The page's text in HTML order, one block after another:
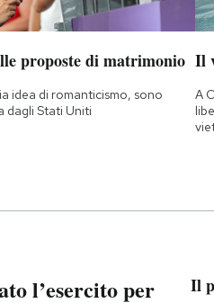
proposte di matrimonio
idea di romanticismo, sono
dagli Stati Uniti
Il
A
l’esercito per
Il